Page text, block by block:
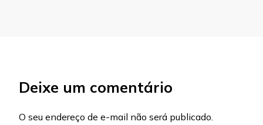
Deixe um comentário
O seu endereço de e-mail não será publicado.